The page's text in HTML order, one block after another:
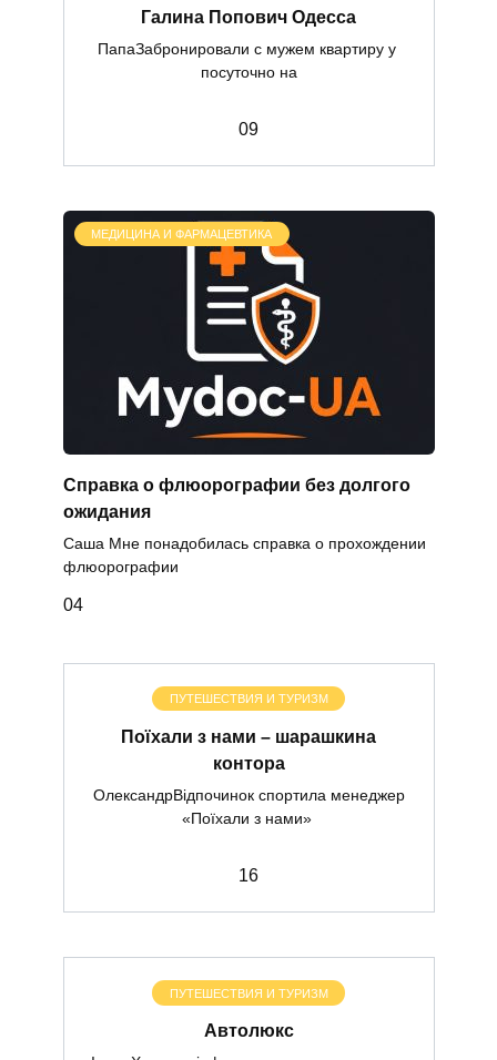
Галина Попович Одесса
ПапаЗабронировали с мужем квартиру у
посуточно на
09
МЕДИЦИНА И ФАРМАЦЕВТИКА
Справка о флюорографии без долгого
ожидания
Саша Мне понадобилась справка о прохождении
флюорографии
04
ПУТЕШЕСТВИЯ И ТУРИЗМ
Поїхали з нами – шарашкина
контора
ОлександрВідпочинок спортила менеджер
«Поїхали з нами»
16
ПУТЕШЕСТВИЯ И ТУРИЗМ
Автолюкс